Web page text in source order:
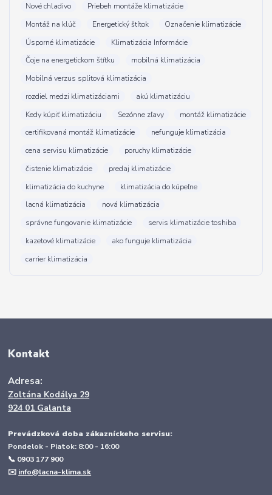
Nové chladivo
Priebeh montáže klimatizácie
Montáž na klúč
Energetický štítok
Označenie klimatizácie
Úsporné klimatizácie
Klimatizácia Informácie
Čoje na energetickom štítku
mobilná klimatizácia
Mobilná verzus splitová klimatizácia
rozdiel medzi klimatizáciami
akú klimatizáciu
Kedy kúpiť klimatizáciu
Sezónne zľavy
montáž klimatizácie
certifikovaná montáž klimatizácie
nefunguje klimatizácia
cena servisu klimatizácie
poruchy klimatizácie
čistenie klimatizácie
predaj klimatizácie
klimatizácia do kuchyne
klimatizácia do kúpeľne
lacná klimatizácia
nová klimatizácia
správne fungovanie klimatizácie
servis klimatizácie toshiba
kazetové klimatizácie
ako funguje klimatizácia
carrier klimatizácia
Kontakt
Adresa:
Zoltána Kodálya 29
924 01 Galanta
Prevádzková doba zákazníckeho servisu:
Pondelok - Piatok: 8:00 - 16:00
📞 0903 177 900
✉️ info@lacna-klima.sk